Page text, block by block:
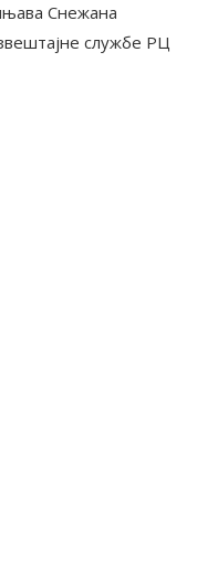
Снежана
службе РЦ